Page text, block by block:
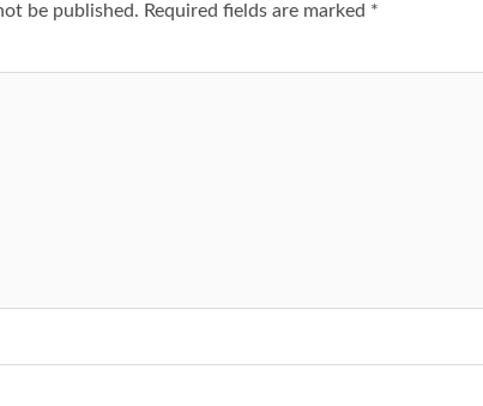
be published. Required fields are marked *